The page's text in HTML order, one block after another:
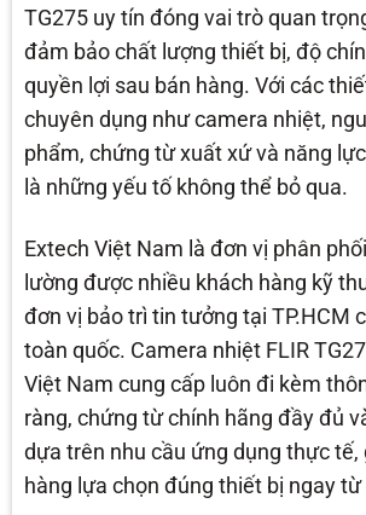
TG275 uy tín đóng vai trò quan
đảm bảo chất lượng thiết bị, độ
quyền lợi sau bán hàng. Với các
chuyên dụng như camera nhiệt,
phẩm, chứng từ xuất xứ và năng
là những yếu tố không thể bỏ qua.
Extech Việt Nam là đơn vị phân
lường được nhiều khách hàng kỹ
đơn vị bảo trì tin tưởng tại TP.HCM
toàn quốc. Camera nhiệt FLIR
Việt Nam cung cấp luôn đi kèm
ràng, chứng từ chính hãng đầy đủ
dựa trên nhu cầu ứng dụng thực tế,
hàng lựa chọn đúng thiết bị ngay từ